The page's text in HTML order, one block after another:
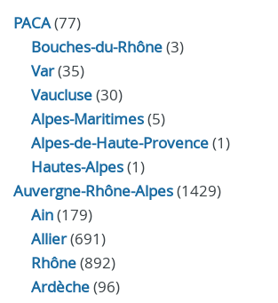
PACA(77)
Bouches-du-Rhône(3)
Var(35)
Vaucluse(30)
Alpes-Maritimes(5)
Alpes-de-Haute-Provence(1)
Hautes-Alpes(1)
Auvergne-Rhône-Alpes(1429)
Ain(179)
Allier(691)
Rhône(892)
Ardèche(96)